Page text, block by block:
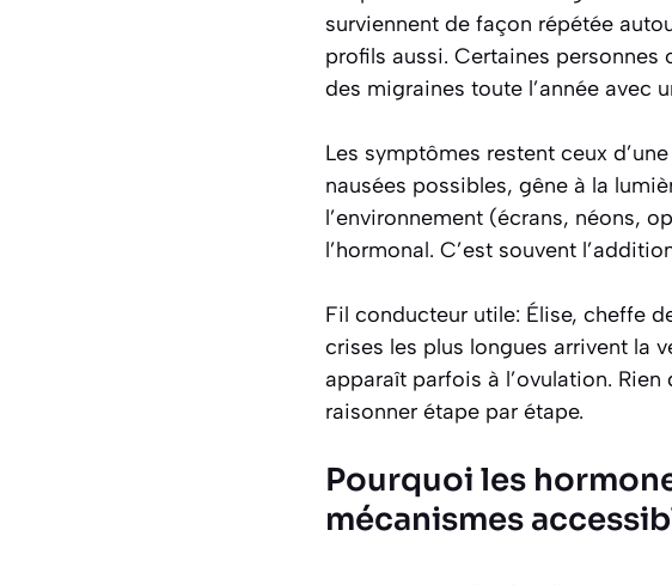
surviennent de façon répétée
profils aussi. Certaines
des migraines toute l’année avec
Les symptômes restent ceux
nausées possibles, gêne à la
l’environnement (écrans, néons,
l’hormonal. C’est souvent
Fil conducteur utile: Élise, cheffe
crises les plus longues arrivent la
apparaît parfois à l’ovulation.
raisonner étape par étape.
Pourquoi les
mécanismes